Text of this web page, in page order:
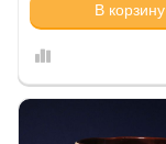
В корзину